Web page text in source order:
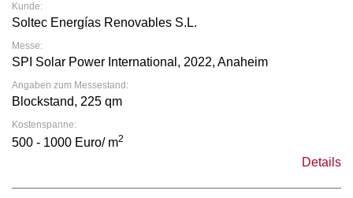
Kunde:
Soltec Energías Renovables S.L.
Messe:
SPI Solar Power International, 2022, Anaheim
Angaben zum Messestand:
Blockstand, 225 qm
Kostenspanne:
500 - 1000 Euro/ m2
Details